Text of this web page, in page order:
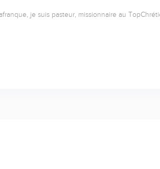
je suis pasteur, missionnaire au